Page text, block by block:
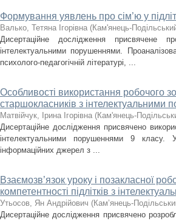
Формування уявлень про сім’ю у
Валько, Тетяна Ігорівна (Кам'янець-
Дисертаційне дослідження присвячене
інтелектуальними порушеннями.
психолого-педагогічній літературі, ...
Особливості використання робочого
старшокласників з інтелектуальними
Матвійчук, Ірина Ігорівна (Кам'янець-
Дисертаційне дослідження присвячено
інтелектуальними порушеннями 9 класу.
інформаційних джерел з ...
Взаємозв’язок уроку і позакласної
компетентності підлітків з
Утьосов, Ян Андрійович (Кам’янець-
Дисертаційне дослідження присвячено